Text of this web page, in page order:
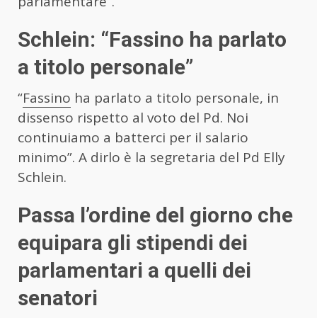
Schlein: “Fassino ha parlato
a titolo personale”
“Fassino ha parlato a titolo personale, in
dissenso rispetto al voto del Pd. Noi
continuiamo a batterci per il salario
minimo”. A dirlo è la segretaria del Pd Elly
Schlein.
Passa l’ordine del giorno che
equipara gli stipendi dei
parlamentari a quelli dei
senatori